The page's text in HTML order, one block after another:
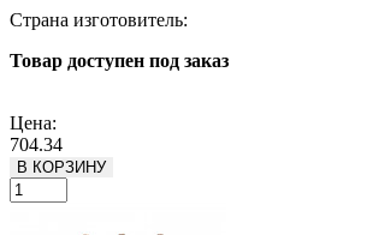
Страна изготовитель:
Товар доступен под заказ
Цена:
704.34
В КОРЗИНУ